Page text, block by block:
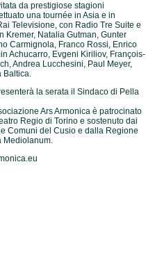
da prestigiose stagioni
una tournée in Asia e in
Televisione, con Radio Tre Suite e
Kremer, Natalia Gutman, Gunter
Carmignola, Franco Rossi, Enrico
Achucarro, Evgeni Kiriliov, François-
Andrea Lucchesini, Paul Meyer,
Baltica.
la serata il Sindaco di Pella
Ars Armonica è patrocinato
Regio di Torino e sostenuto dai
Comuni del Cusio e dalla Regione
Mediolanum.